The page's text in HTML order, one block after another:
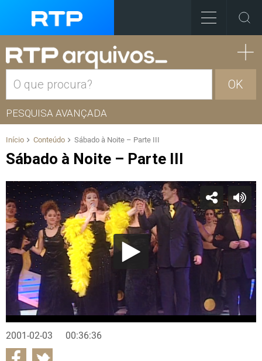
OK
PESQUISA AVANÇADA
Início Conteúdo Sábado à Noite – Parte III
Sábado à Noite – Parte III
2001-02-03 00:36:36